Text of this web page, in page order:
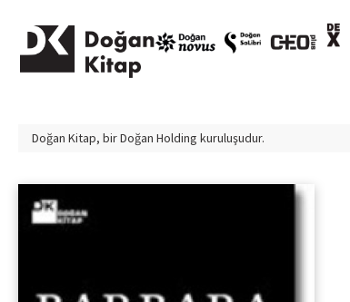
Doğan Kitap, birDoğan Holding kuruluşudur.